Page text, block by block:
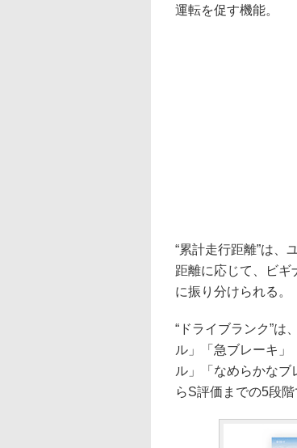
運転を促す機能。
“累計走行距離”は、
距離に応じて、ビギ
に振り分けられる。
“ドライブランク”は
ル」「急ブレーキ
ル」「なめらかな
らS評価までの5段階